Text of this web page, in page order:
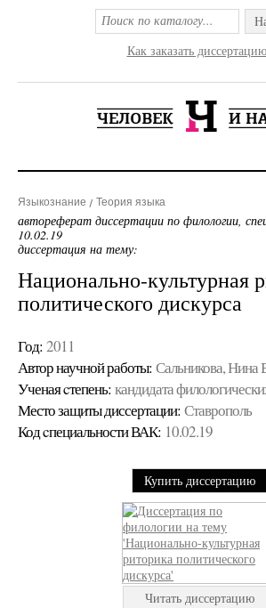
Как заказать
Языкознание Теория языка
автореферат диссертации по филологии,
10.02.19
диссертация на тему:
Национально-культурная
политического дискурса
Год: 2011
Автор научной работы: Сальникова, Нина
Ученая cтепень: кандидата
Место защиты диссертации: Ставрополь
Код cпециальности ВАК: 10.02.19
Купить диссертацию
Читать диссертацию